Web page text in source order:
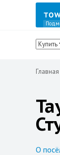
Главная
О